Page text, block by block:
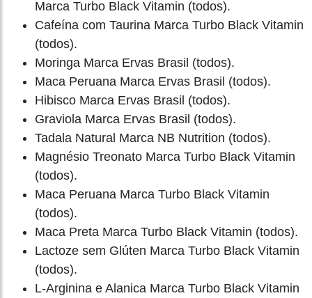
Marca Turbo Black Vitamin (todos).
Cafeína com Taurina Marca Turbo Black Vitamin
(todos).
Moringa Marca Ervas Brasil (todos).
Maca Peruana Marca Ervas Brasil (todos).
Hibisco Marca Ervas Brasil (todos).
Graviola Marca Ervas Brasil (todos).
Tadala Natural Marca NB Nutrition (todos).
Magnésio Treonato Marca Turbo Black Vitamin
(todos).
Maca Peruana Marca Turbo Black Vitamin
(todos).
Maca Preta Marca Turbo Black Vitamin (todos).
Lactoze sem Glúten Marca Turbo Black Vitamin
(todos).
L-Arginina e Alanica Marca Turbo Black Vitamin